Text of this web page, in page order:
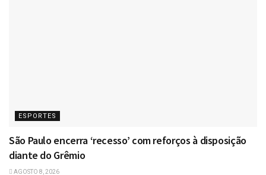
ESPORTES
São Paulo encerra ‘recesso’ com reforços à disposição
diante do Grêmio
AGOSTO 8, 2026